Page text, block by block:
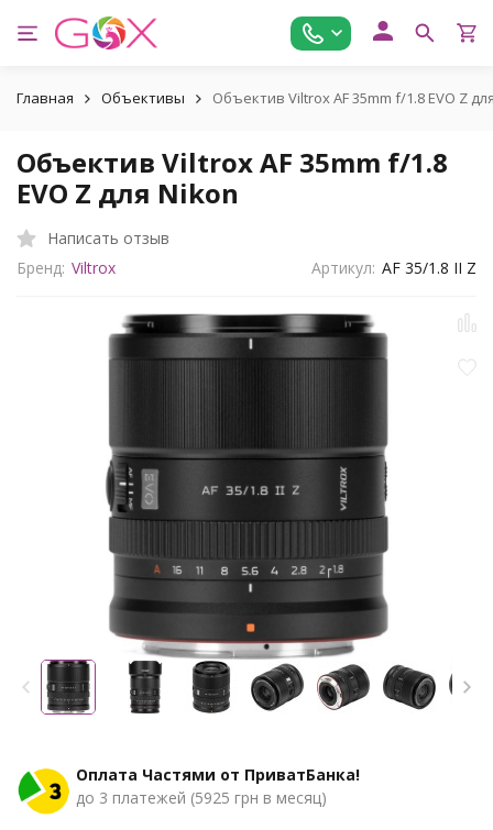
Главная Объективы Объектив Viltrox AF 35mm f/1.8 EVO Z
Объектив Viltrox AF 35mm f/1.8
EVO Z для Nikon
Написать отзыв
Бренд: Viltrox Артикул: AF 35/1.8 II Z
Оплата Частями от ПриватБанка!
до 3 платежей (5925 грн в месяц)